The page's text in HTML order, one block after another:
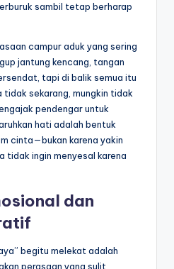
sambil tetap berharap
campur aduk yang sering
jantung kencang, tangan
tapi di balik semua itu
tidak sekarang, mungkin tidak
pendengar untuk
hati adalah bentuk
cinta—bukan karena yakin
tidak ingin menyesal karena
dan
begitu melekat adalah
perasaan yang sulit